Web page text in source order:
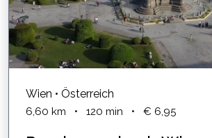
Wien • Österreich
6,60 km • 120 min • € 6,95